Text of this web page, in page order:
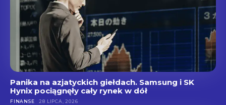
Panika na azjatyckich giełdach. Samsung i SK
Hynix pociągnęły cały rynek w dół
FINANSE 28 LIPCA, 2026